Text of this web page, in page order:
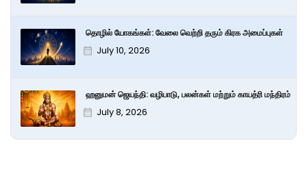
தொழில் யோகங்கள்: வேலை வெற்றி தரும் கிரக அமைப்புகள்
July 10, 2026
ஹனுமன் ஜெயந்தி: வழிபாடு, பலன்கள் மற்றும் காயத்ரி மந்திரம்
July 8, 2026